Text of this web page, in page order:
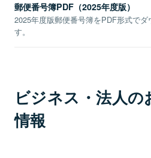
郵便番号簿PDF（2025年度版）
2025年度版郵便番号簿をPDF形式でダ
す。
ビジネス・法人の
情報